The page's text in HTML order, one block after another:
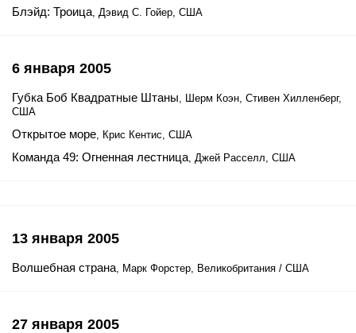
Блэйд: Троица, Дэвид С. Гойер, США
6 января 2005
Губка Боб Квадратные Штаны, Шерм Коэн, Стивен Хилленберг,
США
Открытое море, Крис Кентис, США
Команда 49: Огненная лестница, Джей Расселл, США
13 января 2005
Волшебная страна, Марк Форстер, Великобритания / США
27 января 2005